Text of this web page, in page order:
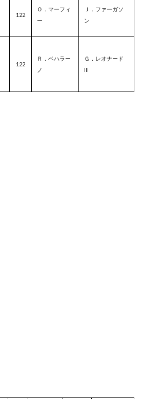
122
Ｏ．マーフィ
ー
Ｊ．ファーガソ
ン
122
Ｒ．ベハラー
ノ
Ｇ．レオナード
III